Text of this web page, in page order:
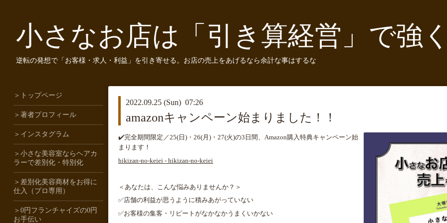
小さなお店は「引き算経営」で強
逆転の発想で「お客様・求人・利益」を引き寄せる。お店の売上をあげるなら余計な事はするな
2022.09.25 (Sun) 07:26
amazonキャンペーン始まりました！！
✔️完全期間限定／25( 日 ) ・ 26(月 ) ・ 27(火)の3 日間、 Amazon購入特典キャンペーン始
まります！
hikizan-no-keiei - hikizan-no-keiei
＜あなたは、こんな悩みありませんか？＞
✅店舗の利益が思うように積みあがっていない
✅お客様の集客・リピートがなかなかうまくいかない
＞トップページ
＞著者プロフィール
＞インスタグラム
＞小さな美容室ならヘアカ
ラーで差別化・特別化
＞差別化美容商材をお得に
仕入（プロ専用）
＞0円フランチャイズの0円
お手伝い